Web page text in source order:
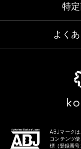
特
よく
ABJマークは
コンテンツ
標（登録番号